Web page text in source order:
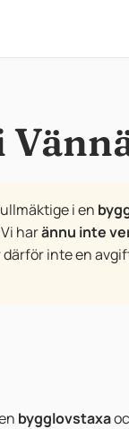
i en
harännu inte
inte en
bygglovstaxa